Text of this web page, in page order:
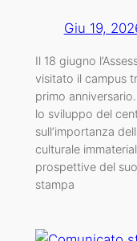
Giu 19,
Il 18 giugno
visitato il campus
primo
lo sviluppo del
sull’importanza
culturale
prospettive del
stampa